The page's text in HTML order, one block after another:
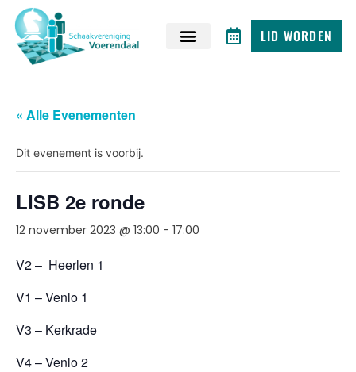
LID WORDEN
« Alle Evenementen
Dit evenement is voorbij.
LISB 2e ronde
12 november 2023 @ 13:00 - 17:00
V2 – Heerlen 1
V1 – Venlo 1
V3 – Kerkrade
V4 – Venlo 2